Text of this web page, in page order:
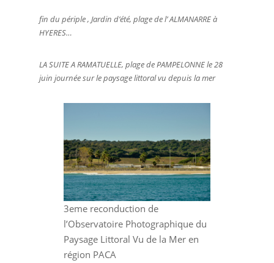
fin du périple , Jardin d’été, plage de l’ ALMANARRE à
HYERES…
LA SUITE A RAMATUELLE, plage de PAMPELONNE le 28
juin journée sur le paysage littoral vu depuis la mer
3eme reconduction de
l’Observatoire Photographique du
Paysage Littoral Vu de la Mer en
région PACA